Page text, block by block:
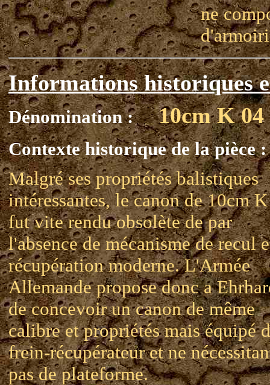
ne
Informations historiques
Dénomination : 10cm K 04
Contexte historique de la pièce :
Malgré ses propriétés balistiques
intéressantes, le canon de 10cm
fut vite rendu obsolète de par
l'absence de mécanisme de recul
récupération moderne. L'Armée
Allemande propose donc a
de concevoir un canon de même
calibre et propriétés mais équipé
frein-récupérateur et ne
pas de plateforme.